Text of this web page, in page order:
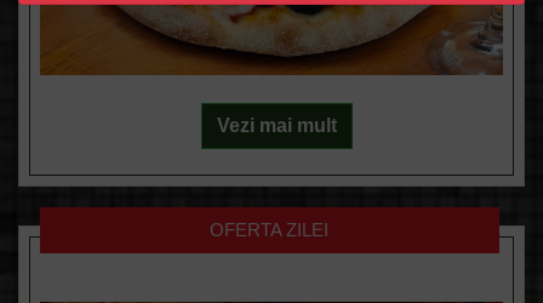
Vezi mai mult
OFERTA ZILEI